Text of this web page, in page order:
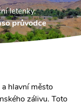
letenky.
průvodce
hlavní město
zálivu. Toto